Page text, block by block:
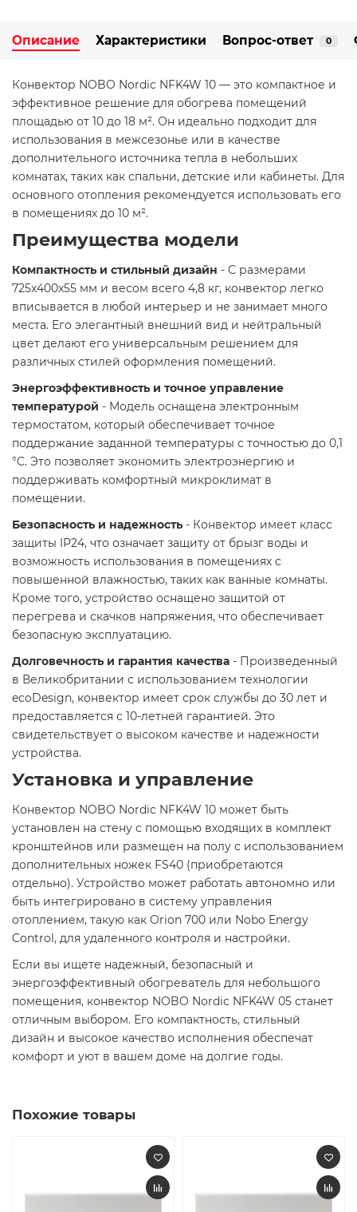
Описание Характеристики Вопрос-ответ 0
Конвектор NOBO Nordic NFK4W 10 — это компактное и
эффективное решение для обогрева помещений
площадью от 10 до 18 м². Он идеально подходит для
использования в межсезонье или в качестве
дополнительного источника тепла в небольших
комнатах, таких как спальни, детские или кабинеты. Для
основного отопления рекомендуется использовать его
в помещениях до 10 м².
Преимущества модели
Компактность и стильный дизайн - С размерами
725x400x55 мм и весом всего 4,8 кг, конвектор легко
вписывается в любой интерьер и не занимает много
места. Его элегантный внешний вид и нейтральный
цвет делают его универсальным решением для
различных стилей оформления помещений.​
Энергоэффективность и точное управление
температурой - Модель оснащена электронным
термостатом, который обеспечивает точное
поддержание заданной температуры с точностью до 0,1
°C. Это позволяет экономить электроэнергию и
поддерживать комфортный микроклимат в
помещении.​
Безопасность и надежность - Конвектор имеет класс
защиты IP24, что означает защиту от брызг воды и
возможность использования в помещениях с
повышенной влажностью, таких как ванные комнаты.
Кроме того, устройство оснащено защитой от
перегрева и скачков напряжения, что обеспечивает
безопасную эксплуатацию.​
Долговечность и гарантия качества - Произведенный
в Великобритании с использованием технологии
ecoDesign, конвектор имеет срок службы до 30 лет и
предоставляется с 10-летней гарантией. Это
свидетельствует о высоком качестве и надежности
устройства.​
Установка и управление
Конвектор NOBO Nordic NFK4W 10 может быть
установлен на стену с помощью входящих в комплект
кронштейнов или размещен на полу с использованием
дополнительных ножек FS40 (приобретаются
отдельно). Устройство может работать автономно или
быть интегрировано в систему управления
отоплением, такую как Orion 700 или Nobo Energy
Control, для удаленного контроля и настройки.​
Если вы ищете надежный, безопасный и
энергоэффективный обогреватель для небольшого
помещения, конвектор NOBO Nordic NFK4W 05 станет
отличным выбором. Его компактность, стильный
дизайн и высокое качество исполнения обеспечат
комфорт и уют в вашем доме на долгие годы.​
Похожие товары